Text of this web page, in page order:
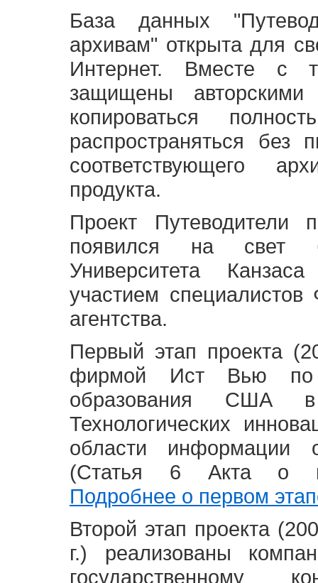
База данных
архивам" открыта для
Интернет. Вместе с
защищены
копироваться
распространяться без
соответствующего
продукта.
Проект Путеводители
появился на свет
Университета
участием специалистов
агентства.
Первый этап проекта
фирмой Ист Вью по
образования США
Технологических
области информации
(Статья 6 Акта о
Подробнее о первом
Второй этап проекта
г.) реализованы
государственному